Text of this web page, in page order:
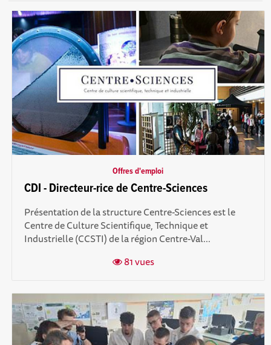
Offres d'emploi
CDI - Directeur-rice de Centre-Sciences
Présentation de la structure Centre-Sciences est le
Centre de Culture Scientifique, Technique et
Industrielle (CCSTI) de la région Centre-Val...
81 vues